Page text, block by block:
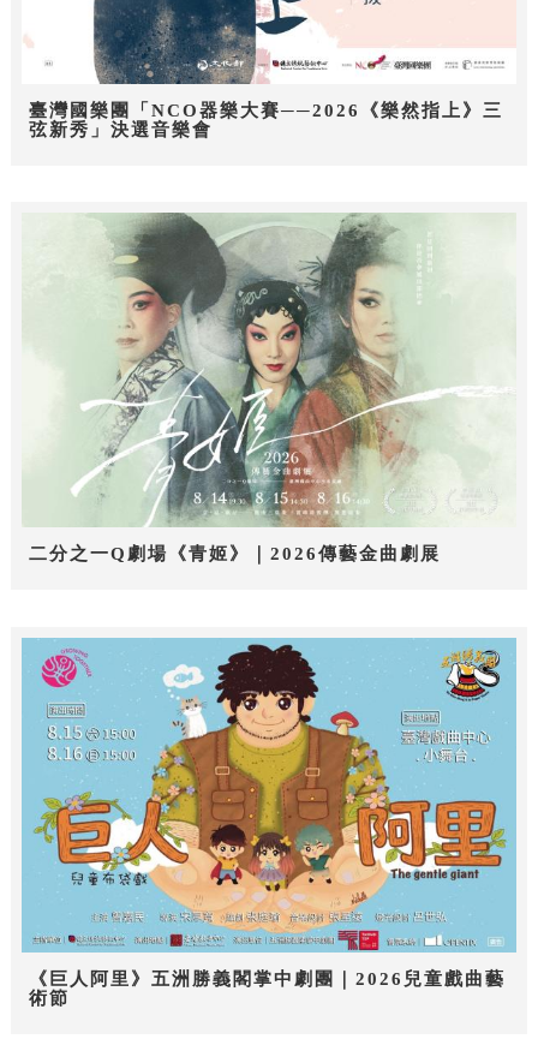
臺灣國樂團「NCO器樂大賽──2026《樂然指上》三
弦新秀」決選音樂會
二分之一Q劇場《青姬》｜2026傳藝金曲劇展
《巨人阿里》五洲勝義閣掌中劇團｜2026兒童戲曲藝
術節